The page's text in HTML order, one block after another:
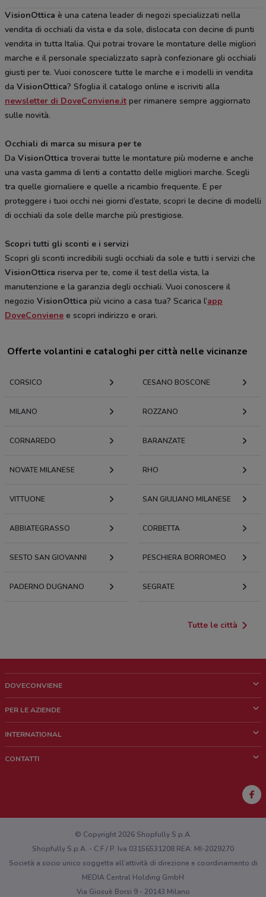
VisionOttica è una catena leader di negozi specializzati nella
vendita di occhiali da vista e da sole, dislocata con decine di punti
vendita in tutta Italia. Qui potrai trovare le montature delle migliori
marche e il personale specializzato saprà confezionare gli occhiali
giusti per te. Vuoi conoscere tutte le marche e i modelli in vendita
da VisionOttica? Sfoglia il catalogo online e iscriviti alla
newsletter di DoveConviene.it per rimanere sempre aggiornato
sulle novità.
Occhiali di marca su misura per te
Da VisionOttica troverai tutte le montature più moderne e anche
una vasta gamma di lenti a contatto delle migliori marche. Scegli
tra quelle giornaliere e quelle a ricambio frequente. E per
proteggere i tuoi occhi nei giorni d’estate, scopri le decine di modelli
di occhiali da sole delle marche più prestigiose.
Scopri tutti gli sconti e i servizi
Scopri gli sconti incredibili sugli occhiali da sole e tutti i servizi che
VisionOttica riserva per te, come il test della vista, la
manutenzione e la garanzia degli occhiali. Vuoi conoscere il
negozio VisionOttica più vicino a casa tua? Scarica l’app
DoveConviene e scopri indirizzo e orari.
Offerte volantini e cataloghi per città nelle vicinanze
CORSICO CESANO BOSCONE
MILANO ROZZANO
CORNAREDO BARANZATE
NOVATE MILANESE RHO
VITTUONE SAN GIULIANO MILANESE
ABBIATEGRASSO CORBETTA
SESTO SAN GIOVANNI PESCHIERA BORROMEO
PADERNO DUGNANO SEGRATE
Tutte le città
DOVECONVIENE
Chi siamo
Lavora con noi
PER LE AZIENDE
Richieste commerciali e marketing
INTERNATIONAL
CONTATTI
Hai un malfunzionamento sul web o sull'app?
© Copyright 2026 Shopfully S.p.A.
Shopfully S.p.A. - C.F / P. Iva 03156531208 REA: MI-2029270
Società a socio unico soggetta all’attività di direzione e coordinamento di
MEDIA Central Holding GmbH
Via Giosuè Borsi 9 - 20143 Milano